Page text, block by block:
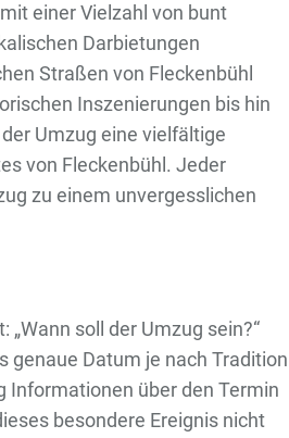
einer Vielzahl von bunt
Darbietungen
Straßen von Fleckenbühl
Inszenierungen bis hin
Umzug eine vielfältige
von Fleckenbühl. Jeder
zu einem unvergesslichen
soll der Umzug sein?“
genaue Datum je nach Tradition
Informationen über den Termin
besondere Ereignis nicht